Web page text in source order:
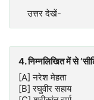
उत्तर देखें-
4. निम्नलिखित में से
[A] नरेश मेहता
[B] रघुवीर सहाय